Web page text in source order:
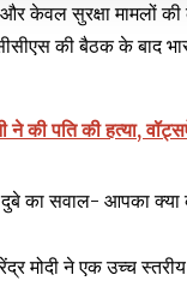
केवल सुरक्षा मामलों
की बैठक के बाद
ने की पति की हत्या,
दुबे का सवाल- आपका
मोदी ने एक उच्च